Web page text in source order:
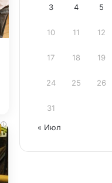
i
3 4 5
10 11 12
17 18 19
24 25 26
31
« Июл